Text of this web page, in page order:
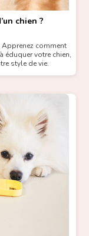
chien ?
Apprenez comment
éduquer votre chien,
style de vie.